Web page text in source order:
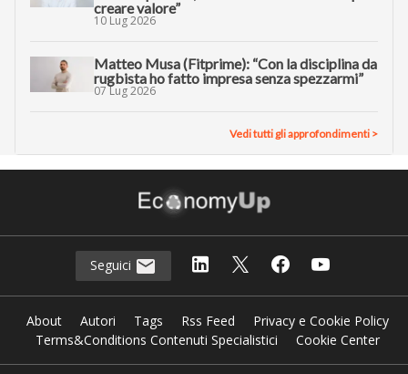
creare valore”
10 Lug 2026
Matteo Musa (Fitprime): “Con la disciplina da
rugbista ho fatto impresa senza spezzarmi”
07 Lug 2026
Vedi tutti gli approfondimenti >
Seguici
About Autori Tags Rss Feed
Privacy e Cookie Policy
Terms&Conditions Contenuti Specialistici
Cookie Center